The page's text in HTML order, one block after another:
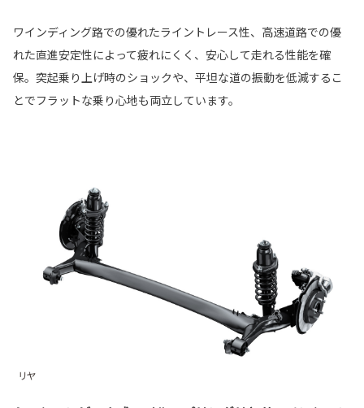
ワインディング路での優れたライントレース性、高速道路での優
れた直進安定性によって疲れにくく、安心して走れる性能を確
保。突起乗り上げ時のショックや、平坦な道の振動を低減するこ
とでフラットな乗り心地も両立しています。